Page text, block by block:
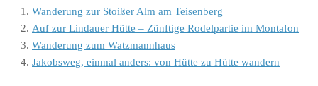
Wanderung zur Stoißer Alm am Teisenberg
Auf zur Lindauer Hütte – Zünftige Rodelpartie im Montafon
Wanderung zum Watzmannhaus
Jakobsweg, einmal anders: von Hütte zu Hütte wandern